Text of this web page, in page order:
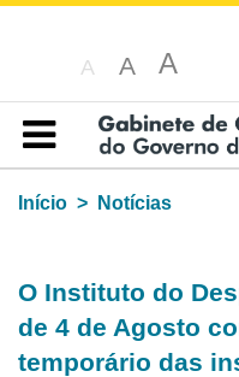
A A A
Índice
Início
Notícias
O Instituto do
de 4 de Agosto
temporário das